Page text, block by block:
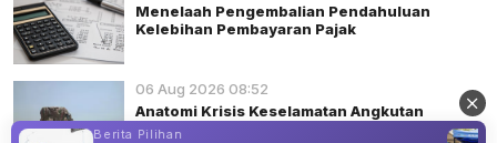
Menelaah Pengembalian Pendahuluan
Kelebihan Pembayaran Pajak
06 Aug 2026 08:52
Anatomi Krisis Keselamatan Angkutan
Barang
Berita Pilihan